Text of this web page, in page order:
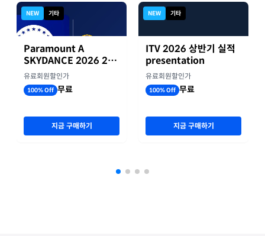
NEW 기타
Paramount A
SKYDANCE 2026 2분
기 실적
유료회원할인가
100% Off 무료
지금 구매하기
NEW 기타
ITV 2026 상반기 실적
presentation
유료회원할인가
100% Off 무료
지금 구매하기